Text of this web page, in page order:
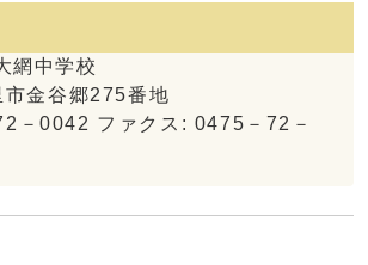
網中学校
金谷郷275番地
－0042 ファクス: 0475－72－